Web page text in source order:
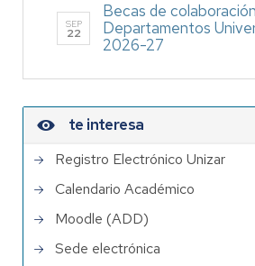
SEP
22
Becas de
Departamentos
2026-27
te interesa
Registro Electrónico Unizar
Calendario Académico
Moodle (ADD)
Sede electrónica